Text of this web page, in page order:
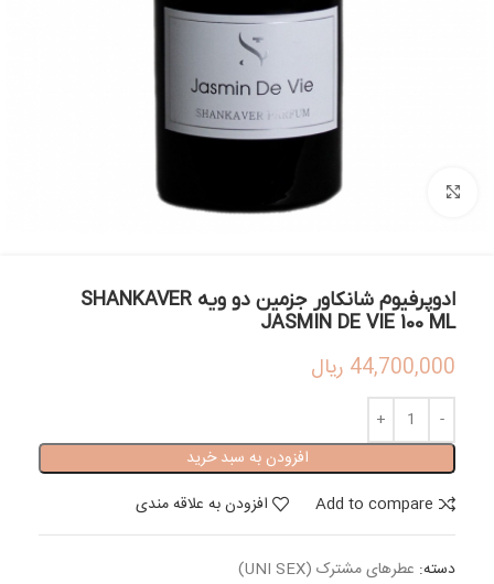
بزرگنمایی تصویر
ادوپرفیوم شانکاور جزمین دو ویه SHANKAVER
JASMIN DE VIE 100 ML
44,700,000 ریال
افزودن به سبد خرید
Add to compare
افزودن به علاقه مندی
دسته: عطرهای مشترک (UNI SEX)